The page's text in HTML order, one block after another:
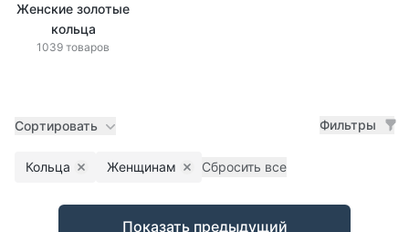
Женские золотые
кольца
1039 товаров
Сортировать Фильтры
Кольца Remove filter
Женщинам Remove filter
Сбросить все
Товары
Показать предыдущий